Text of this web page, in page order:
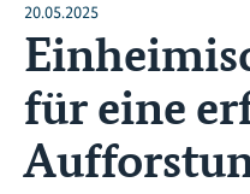
20.05.2025
für eine